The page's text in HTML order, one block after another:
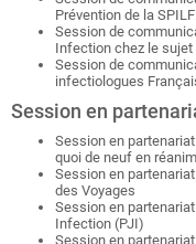
Prévention de la
Session de
Infection chez le sujet
Session de
infectiologues
Session en
Session en
quoi de neuf en
Session en
des Voyages
Session en
Infection (PJI)
Session en